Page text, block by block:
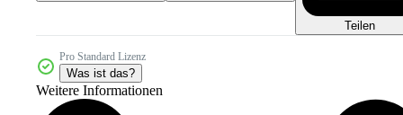
Teilen
Pro Standard Lizenz
Was ist das?
Weitere Informationen